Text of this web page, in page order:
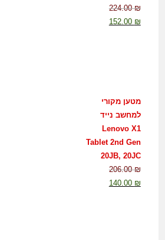
224.00₪
152.00 ₪
מטען מקורי
למחשב נייד
Lenovo X1
Tablet 2nd Gen
20JB, 20JC
206.00₪
140.00 ₪